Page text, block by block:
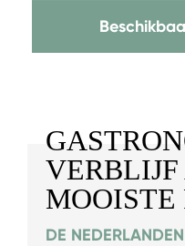
DE